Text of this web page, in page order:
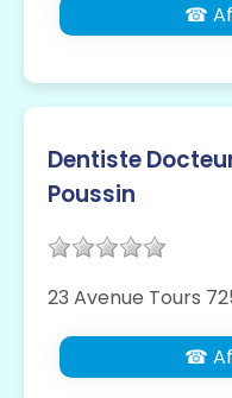
☎
Dentiste
Poussin
23 Avenue Tours
☎